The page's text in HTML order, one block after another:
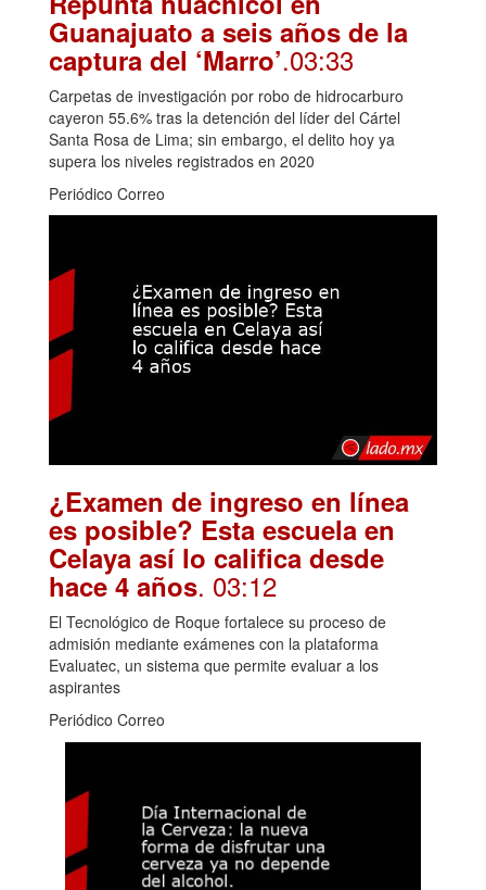
Guanajuato a seis años de la
captura del ‘Marro’.03:33
Carpetas de investigación por robo de hidrocarburo
cayeron 55.6% tras la detención del líder del Cártel
Santa Rosa de Lima; sin embargo, el delito hoy ya
supera los niveles registrados en 2020
Periódico Correo
¿Examen de ingreso en línea
es posible? Esta escuela en
Celaya así lo califica desde
hace 4 años. 03:12
El Tecnológico de Roque fortalece su proceso de
admisión mediante exámenes con la plataforma
Evaluatec, un sistema que permite evaluar a los
aspirantes
Periódico Correo